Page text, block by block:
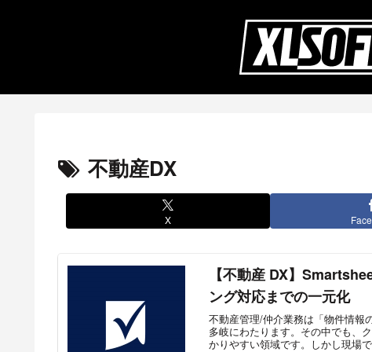
不動産DX
X
【不動産 DX】
ング対応までの一元化
不動産管理/仲介業務は「物件情報
多岐にわたります。その中でも、
かりやすい領域です。しかし現場